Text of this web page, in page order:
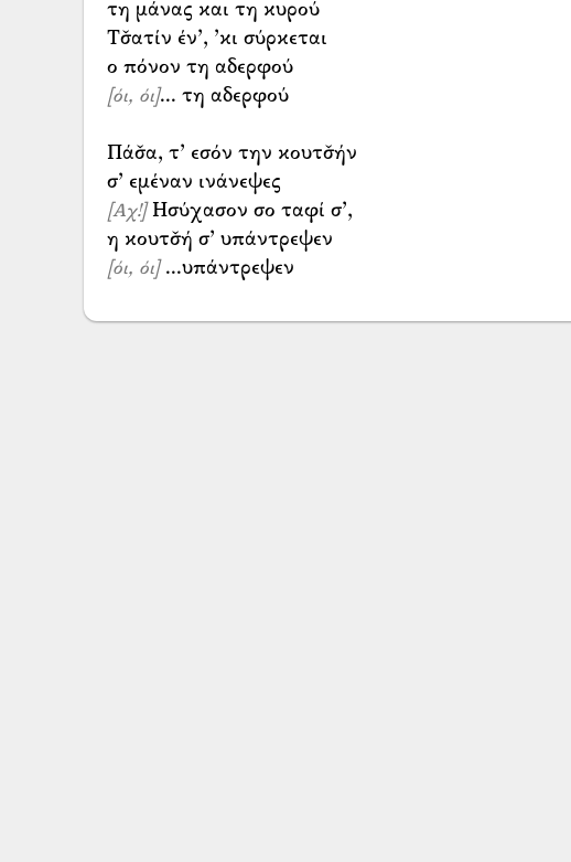
τη μάνας και τη κυρού
Τσ̌ατίν έν’, ’κι σύρκεται
[όι, όι]... τη αδερφού
Πάσ̌α, τ’ εσόν την κουτσ̌ήν
[Αχ!]Ησύχασον σο ταφί σ’,
[όι, όι]...υπάντρεψεν